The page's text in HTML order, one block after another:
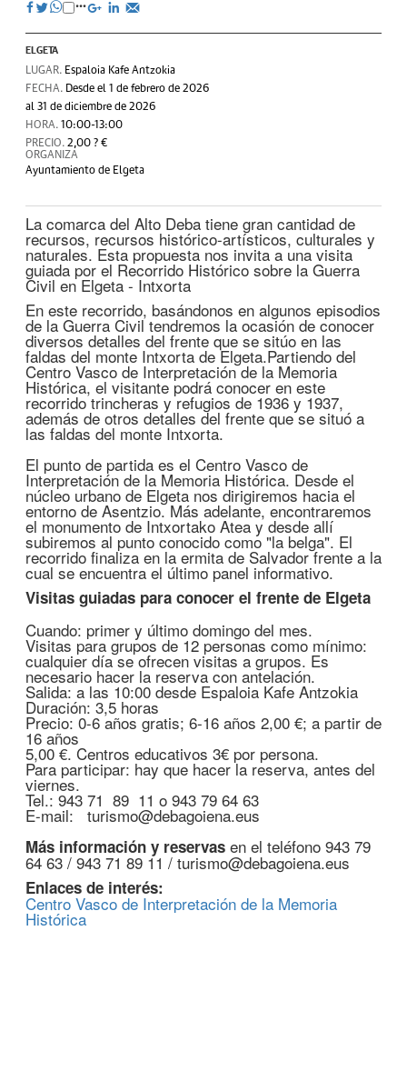
ELGETA
LUGAR. Espaloia Kafe Antzokia
FECHA. Desde el 1 de febrero de 2026
al 31 de diciembre de 2026
HORA. 10:00-13:00
PRECIO. 2,00 ? €
ORGANIZA
Ayuntamiento de Elgeta
La comarca del Alto Deba tiene gran cantidad de
recursos, recursos histórico-artísticos, culturales y
naturales. Esta propuesta nos invita a una visita
guiada por el Recorrido Histórico sobre la Guerra
Civil en Elgeta - Intxorta
En este recorrido, basándonos en algunos episodios
de la Guerra Civil tendremos la ocasión de conocer
diversos detalles del frente que se sitúo en las
faldas del monte Intxorta de Elgeta.Partiendo del
Centro Vasco de Interpretación de la Memoria
Histórica, el visitante podrá conocer en este
recorrido trincheras y refugios de 1936 y 1937,
además de otros detalles del frente que se situó a
las faldas del monte Intxorta.
El punto de partida es el Centro Vasco de
Interpretación de la Memoria Histórica. Desde el
núcleo urbano de Elgeta nos dirigiremos hacia el
entorno de Asentzio. Más adelante, encontraremos
el monumento de Intxortako Atea y desde allí
subiremos al punto conocido como "la belga". El
recorrido finaliza en la ermita de Salvador frente a la
cual se encuentra el último panel informativo.
Visitas guiadas para conocer el frente de Elgeta
Cuando: primer y último domingo del mes.
Visitas para grupos de 12 personas como mínimo:
cualquier día se ofrecen visitas a grupos. Es
necesario hacer la reserva con antelación.
Salida: a las 10:00 desde Espaloia Kafe Antzokia
Duración: 3,5 horas
Precio: 0-6 años gratis; 6-16 años 2,00 €; a partir de
16 años
5,00 €. Centros educativos 3€ por persona.
Para participar: hay que hacer la reserva, antes del
viernes.
Tel.: 943 71 89 11 o 943 79 64 63
E-mail: turismo@debagoiena.eus
Más información y reservas en el teléfono 943 79
64 63 / 943 71 89 11 / turismo@debagoiena.eus
Enlaces de interés:
Centro Vasco de Interpretación de la Memoria
Histórica